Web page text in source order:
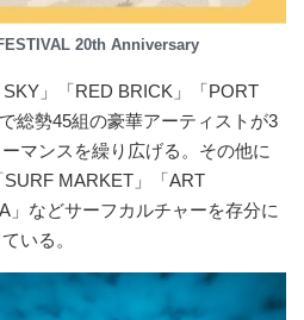
20th Anniversary
SKY」「RED BRICK」「PORT
総勢45組の豪華アーティストが3
マンスを繰り広げる。その他に
MARKET」「ART
」などサーフカルチャーを存分に
いる。